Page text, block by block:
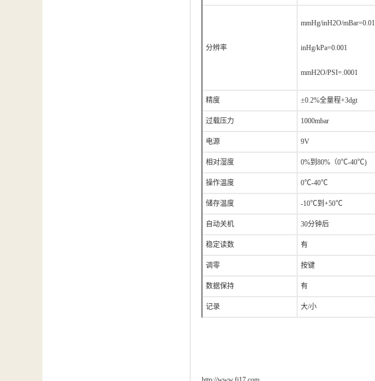
分辨率
mmHg/inH2O/mBar=0.01
inHg/kPa=0.001
mmH2O/PSI=.0001
精度 ±0.2%全量程+3dgt
过载压力 1000mbar
电源 9V
相对湿度 0%到80%（0℃-40℃)
操作温度 0℃-40℃
储存温度 -10℃到+50℃
自动关机 30分钟后
稳定读数 有
调零 按键
数据保持 有
记录 大/小